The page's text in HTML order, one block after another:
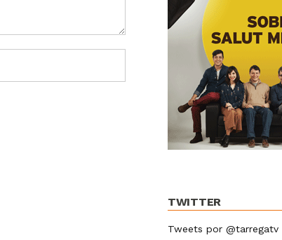
TWITTER
Tweets por @tarregatv